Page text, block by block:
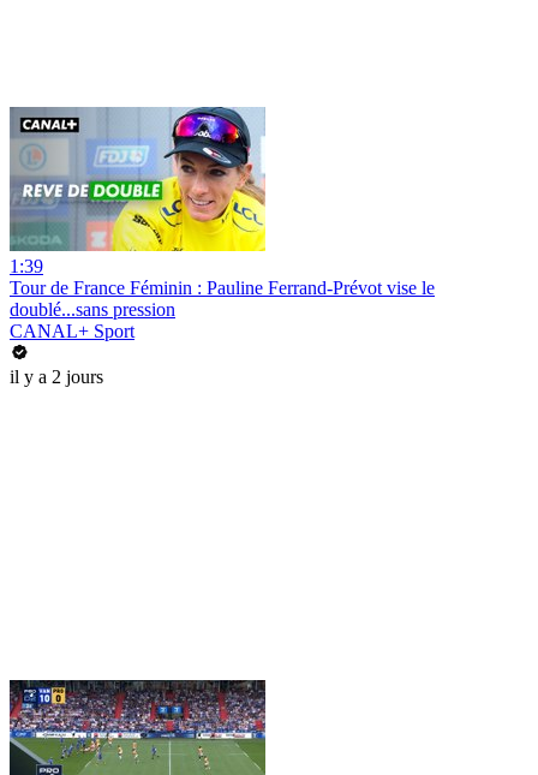
1:39
Tour de France Féminin : Pauline Ferrand-Prévot vise le
doublé...sans pression
CANAL+ Sport
il y a 2 jours